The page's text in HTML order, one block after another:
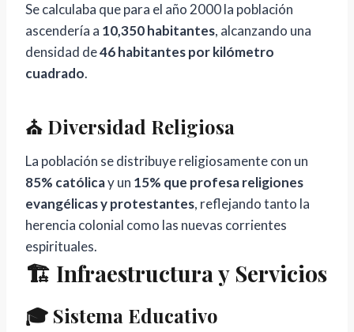
Se calculaba que para el año 2000 la población
ascendería a 10,350 habitantes, alcanzando una
densidad de46 habitantes por kilómetro
cuadrado.
⛪ Diversidad Religiosa
La población se distribuye religiosamente con un
85% católicay un 15% que profesa religiones
evangélicas y protestantes, reflejando tanto la
herencia colonial como las nuevas corrientes
espirituales.
🏗️ Infraestructura y Servicios
🎓 Sistema Educativo